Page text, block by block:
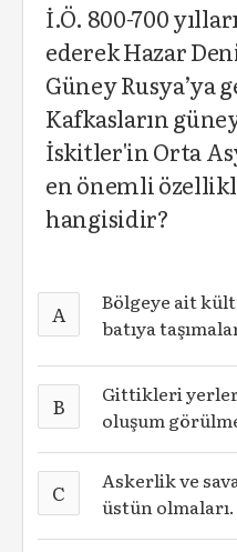
İ.Ö. 800-700
ederek Hazar
Güney Rusya’ya
Kafkasların
İskitler'in Orta
en önemli
hangisidir?
A
Bölgeye ait
batıya
B
Gittikleri
oluşum
C
Askerlik ve
üstün olmaları.